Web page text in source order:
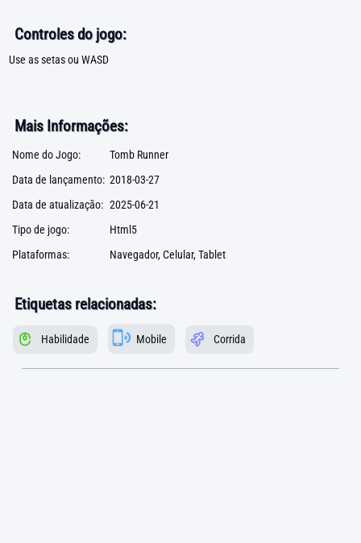
Controles do jogo:
Use as setas ou WASD
Mais Informações:
Nome do Jogo:
Tomb Runner
Data de lançamento: 2018-03-27
Data de atualização: 2025-06-21
Tipo de jogo:
Html5
Plataformas:
Navegador, Celular, Tablet
Etiquetas relacionadas:
Habilidade Mobile Corrida